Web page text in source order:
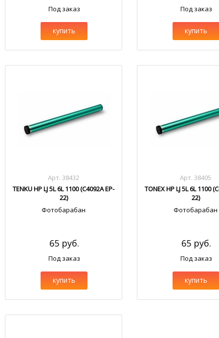
Под заказ
купить
Под заказ
купить
Арт. 38432
TENKU HP LJ 5L 6L 1100 (C4092A EP-
22)
Фотобарабан
65 руб.
Под заказ
купить
Арт. 38405
TONEX HP LJ 5L 6L 1100
22)
Фотобарабан
65 руб.
Под заказ
купить